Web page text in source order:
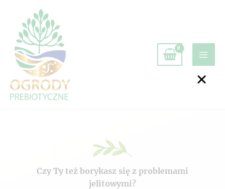
Czy Ty też borykasz się z problemami
jelitowymi?